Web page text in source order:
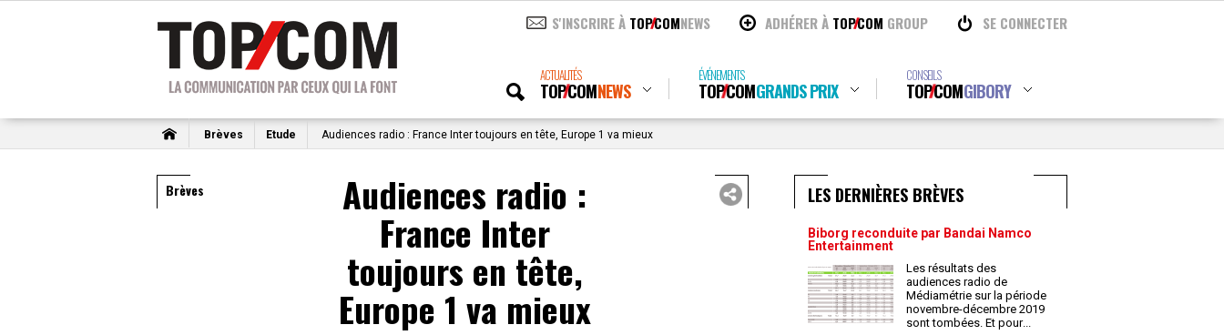
S'INSCRIRE À TOPCOMNEWS ADHÉRER À TOPCOM GROUP SE CONNECTER
ACTUALITÉS
TOPCOMNEWS
ÉVÉNEMENTS
TOPCOMGRANDS PRIX
CONSEILS
TOPCOMGIBORY
Brèves Etude Audiences radio : France Inter toujours en tête, Europe 1 va mieux
Brèves Audiences radio :
France Inter
toujours en tête,
Europe 1 va mieux
LES DERNIÈRES BRÈVES
Biborg reconduite par Bandai Namco
Entertainment
Les résultats des
audiences radio de
Médiamétrie sur la période
novembre-décembre 2019
sont tombées. Et pour...